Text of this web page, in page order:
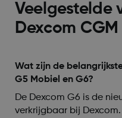
Veelgestelde
Dexcom CGM
Wat zijn de
G5 Mobiel en G6?
De Dexcom G6 is de
verkrijgbaar bij Dexcom.